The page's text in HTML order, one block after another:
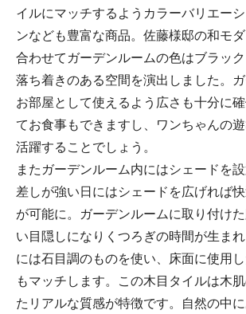
イルにマッチするようカラーバリエー
ンなども豊富な商品。佐藤様邸の和モ
合わせてガーデンルームの色はブラック
落ち着きのある空間を演出しました。
お部屋として使えるよう広さも十分に
てお食事もできますし、ワンちゃんの
活躍することでしょう。
またガーデンルーム内にはシェードを
差しが強い日にはシェードを広げれば
が可能に。ガーデンルームに取り付け
い目隠しになりくつろぎの時間が生ま
には石目調のものを使い、床面に使用
もマッチします。この木目タイルは木
たリアルな質感が特徴です。自然の中